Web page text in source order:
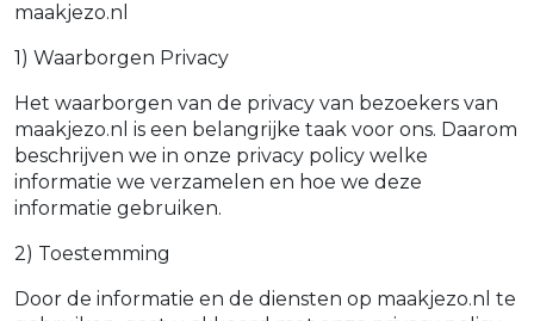
maakjezo.nl
1) Waarborgen Privacy
Het waarborgen van de privacy van bezoekers van
maakjezo.nl is een belangrijke taak voor ons. Daarom
beschrijven we in onze privacy policy welke
informatie we verzamelen en hoe we deze
informatie gebruiken.
2) Toestemming
Door de informatie en de diensten op maakjezo.nl te